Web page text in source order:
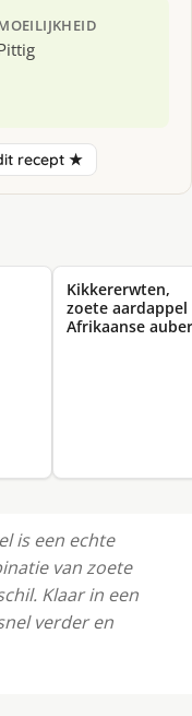
recept ★
Kikkererwten,
zoete aardappel
Afrikaanse
is een echte
van zoete
Klaar in een
verder en